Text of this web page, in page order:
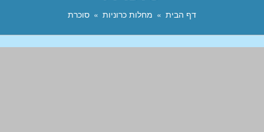
דף הבית מחלות כרוניות סוכרת